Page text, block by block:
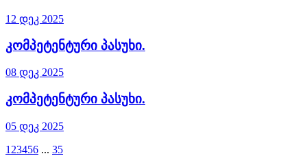
12 დეკ 2025
კომპეტენტური პასუხი.
08 დეკ 2025
კომპეტენტური პასუხი.
05 დეკ 2025
1 23456 ... 35